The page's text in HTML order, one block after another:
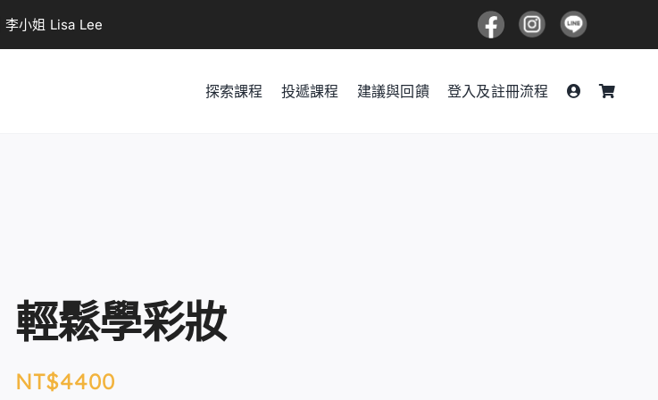
| 李小姐 Lisa Lee
探索課程 投遞課程 建議與回饋 登入及註冊流程
輕鬆學彩妝
NT$4400